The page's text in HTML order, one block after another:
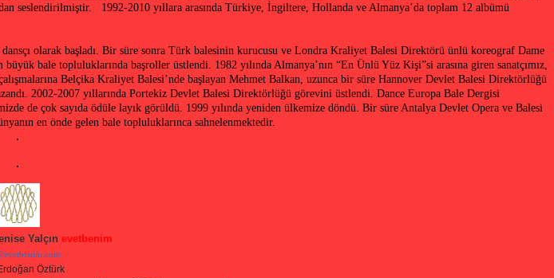
seslendirilmiştir. 1992-2010 yıllara arasında Türkiye, İngiltere, Hollanda ve Almanya’da toplam 12 albümü
olarak başladı. Bir süre sonra Türk balesinin kurucusu ve Londra Kraliyet Balesi Direktörü ünlü koreograf Dame
bale topluluklarında başroller üstlendi. 1982 yılında Almanya’nın “En Ünlü Yüz Kişi”si arasına giren sanatçımız,
Belçika Kraliyet Balesi’nde başlayan Mehmet Balkan, uzunca bir süre Hannover Devlet Balesi Direktörlüğü
2002-2007 yıllarında Portekiz Devlet Balesi Direktörlüğü görevini üstlendi. Dance Europa Bale Dergisi
de çok sayıda ödüle layık görüldü. 1999 yılında yeniden ülkemize döndü. Bir süre Antalya Devlet Opera ve Balesi
en önde gelen bale topluluklarınca sahnelenmektedir.
Yalçın evetbenim
Öztürk